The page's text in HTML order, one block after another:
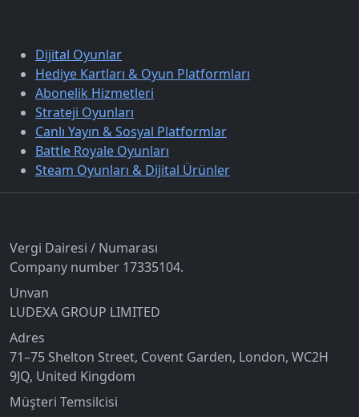
Dijital Oyunlar
Hediye Kartları & Oyun Platformları
Abonelik Hizmetleri
Strateji Oyunları
Canlı Yayın & Sosyal Platformlar
Battle Royale Oyunları
Steam Oyunları & Dijital Ürünler
Vergi Dairesi / Numarası
Company number 17335104.
Unvan
LUDEXA GROUP LIMITED
Adres
71–75 Shelton Street, Covent Garden, London, WC2H
9JQ, United Kingdom
Müşteri Temsilcisi